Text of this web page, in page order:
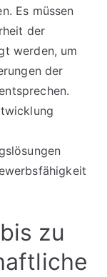
Es müssen
der
werden, um
der
zu